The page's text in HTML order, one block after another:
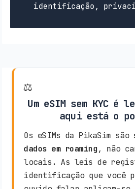
identificação,
⚖️
Um eSIM sem KYC é
aqui está o
Os eSIMs da PikaSim são
dados em roaming, não
locais. As leis de
identificação que você